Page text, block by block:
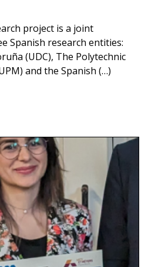
project is a joint
Spanish research entities:
(UDC), The Polytechnic
and the Spanish (…)